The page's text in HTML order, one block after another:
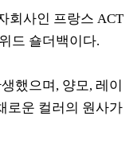
회사인 프랑스 ACT
드 숄더백이다.
했으며, 양모, 레이
로운 컬러의 원사가